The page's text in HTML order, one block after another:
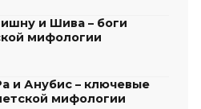
и Шива – боги
мифологии
и Анубис – ключевые
мифологии